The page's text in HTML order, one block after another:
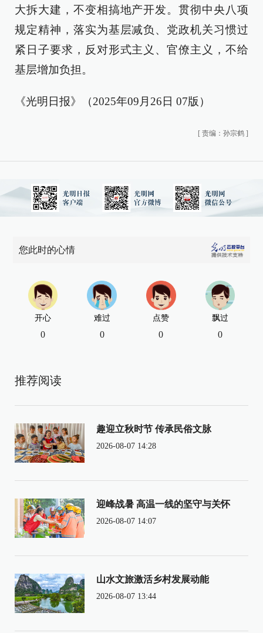
大拆大建，不变相搞地产开发。贯彻中央八项
规定精神，落实为基层减负、党政机关习惯过
紧日子要求，反对形式主义、官僚主义，不给
基层增加负担。
《光明日报》（2025年09月26日 07版）
[ 责编：孙宗鹤 ]
您此时的心情
开心
0
难过
0
点赞
0
飘过
0
推荐阅读
趣迎立秋时节 传承民俗文脉
2026-08-07 14:28
迎峰战暑 高温一线的坚守与关怀
2026-08-07 14:07
山水文旅激活乡村发展动能
2026-08-07 13:44